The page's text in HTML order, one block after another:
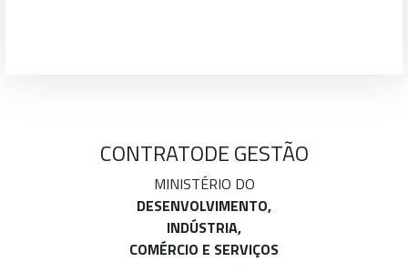
CONTRATODE GESTÃO
MINISTÉRIO DO
DESENVOLVIMENTO,
INDÚSTRIA,
COMÉRCIO E SERVIÇOS